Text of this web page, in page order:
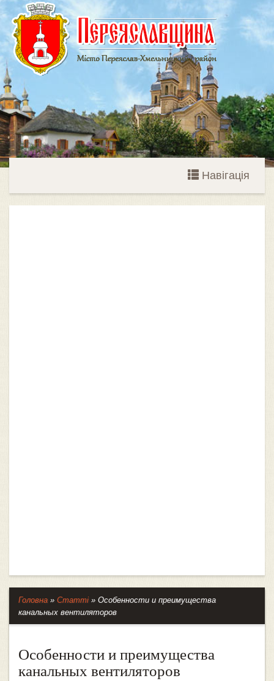
Навігація
Головна » Статті » Особенности и преимущества
канальных вентиляторов
Особенности и преимущества
канальных вентиляторов